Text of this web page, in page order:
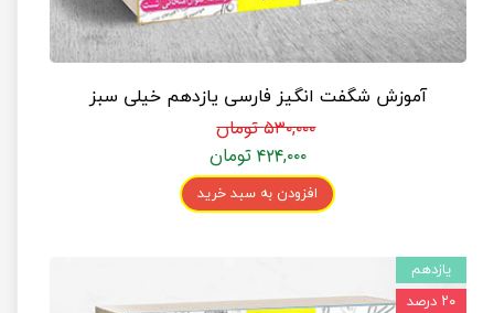
آموزش شگفت انگیز فارسی یازدهم خیلی سبز
۵۳۰,۰۰۰ تومان
۴۲۴,۰۰۰ تومان
افزودن به سبد خرید
یازدهم
۲۰ درصد